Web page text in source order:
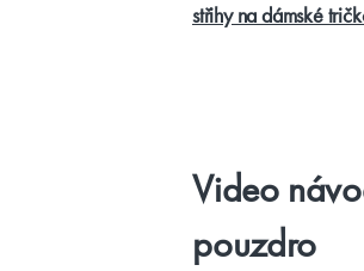
střihy na dámské
Video
pouzdro